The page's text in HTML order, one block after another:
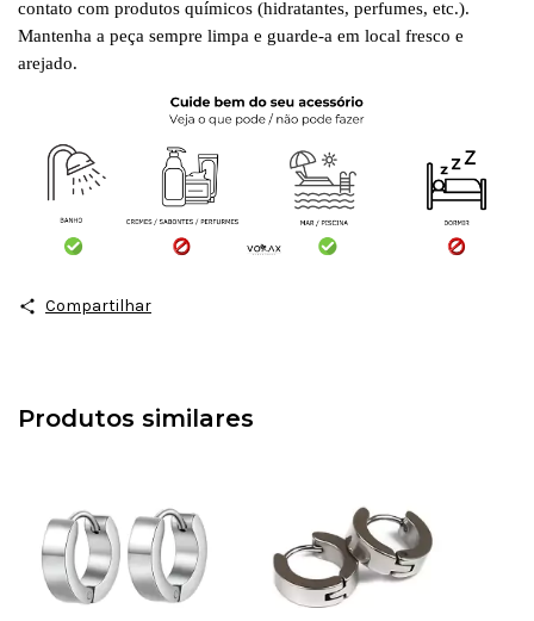
contato com produtos químicos (hidratantes, perfumes, etc.).
Mantenha a peça sempre limpa e guarde-a em local fresco e
arejado.
Compartilhar
Produtos similares